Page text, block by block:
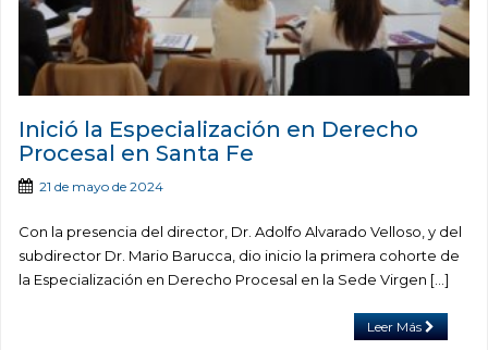
Inició la Especialización en Derecho
Procesal en Santa Fe
21 de mayo de 2024
Con la presencia del director, Dr. Adolfo Alvarado Velloso, y del
subdirector Dr. Mario Barucca, dio inicio la primera cohorte de
la Especialización en Derecho Procesal en la Sede Virgen […]
Leer Más